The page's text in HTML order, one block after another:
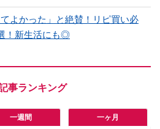
よかった」と絶賛！リピ買い必
！新生活にも◎
一週間 一ヶ月